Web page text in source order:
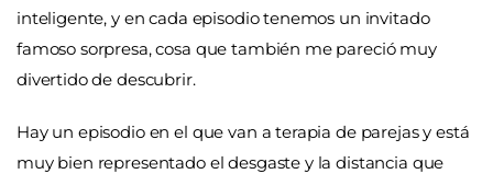
inteligente, y en cada episodio tenemos un invitado
famoso sorpresa, cosa que también me pareció muy
divertido de descubrir.
Hay un episodio en el que van a terapia de parejas y está
muy bien representado el desgaste y la distancia que